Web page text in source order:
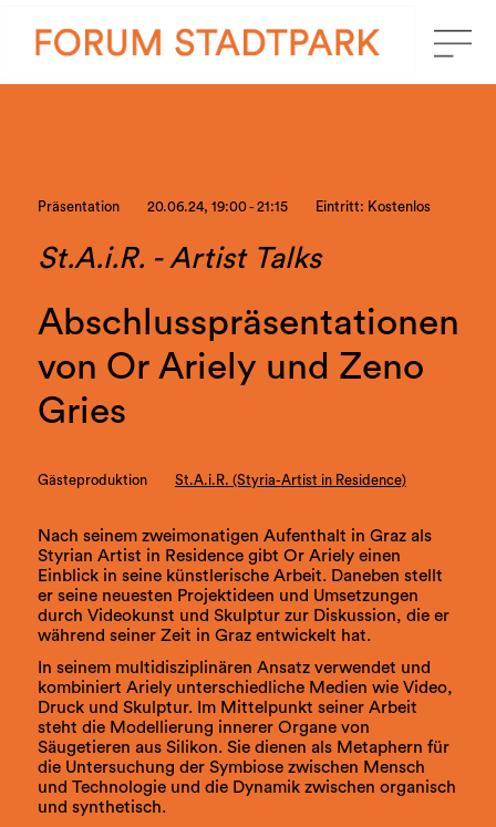
Präsentation 20.06.24, 19:00 - 21:15 Eintritt: Kostenlos
St.A.i.R. - Artist Talks
Abschlusspräsentationen
von Or Ariely und Zeno
Gries
Gästeproduktion St.A.i.R. (Styria-Artist in Residence)
Nach seinem zweimonatigen Aufenthalt in Graz als
Styrian Artist in Residence gibt Or Ariely einen
Einblick in seine künstlerische Arbeit. Daneben stellt
er seine neuesten Projektideen und Umsetzungen
durch Videokunst und Skulptur zur Diskussion, die er
während seiner Zeit in Graz entwickelt hat.
In seinem multidisziplinären Ansatz verwendet und
kombiniert Ariely unterschiedliche Medien wie Video,
Druck und Skulptur. Im Mittelpunkt seiner Arbeit
steht die Modellierung innerer Organe von
Säugetieren aus Silikon. Sie dienen als Metaphern für
die Untersuchung der Symbiose zwischen Mensch
und Technologie und die Dynamik zwischen organisch
und synthetisch.